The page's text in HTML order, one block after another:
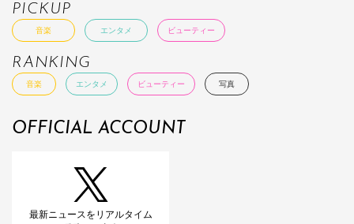
PICKUP
音楽 エンタメ ビューティー
RANKING
音楽 エンタメ ビューティー 写真
OFFICIAL ACCOUNT
最新ニュースをリアルタイム